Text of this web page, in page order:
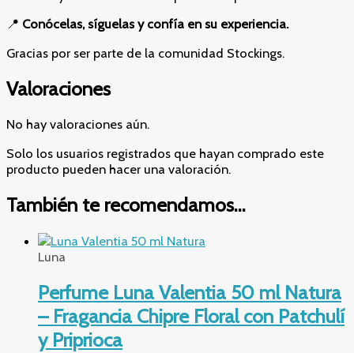
📍 Conócelas, síguelas y confía en su experiencia.
Gracias por ser parte de la comunidad Stockings.
Valoraciones
No hay valoraciones aún.
Solo los usuarios registrados que hayan comprado este
producto pueden hacer una valoración.
También te recomendamos…
Luna
Perfume Luna Valentia 50 ml Natura
– Fragancia Chipre Floral con Patchulí
y Priprioca